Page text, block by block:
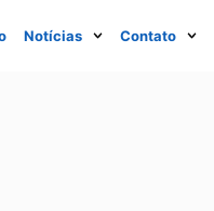
Notícias Contato